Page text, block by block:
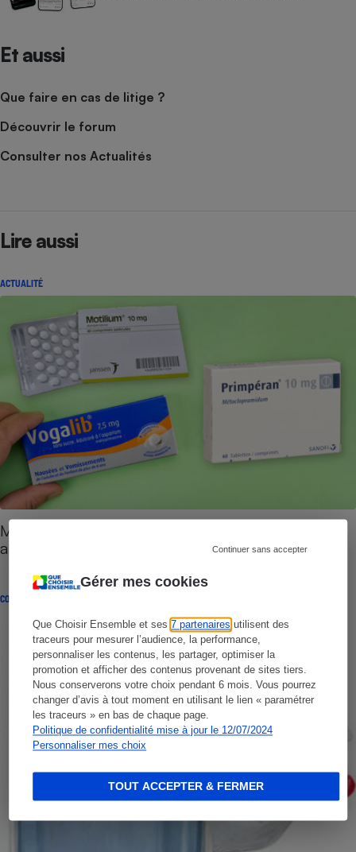
Gérer mes cookies
Que Choisir Ensemble et ses7 partenaires utilisent des
traceurs pour mesurer l’audience, la performance,
personnaliser les contenus, les partager, optimiser la
promotion et afficher des contenus provenant de sites tiers.
Nous conserverons votre choix pendant 6 mois. Vous pourrez
changer d’avis à tout moment en utilisant le lien « paramétrer
les traceurs » en bas de chaque page.
Politique de confidentialité mise à jour le 12/07/2024
Personnaliser mes choix
Continuer sans accepter
TOUT ACCEPTER & FERMER
Et aussi
Que faire en cas de litige ?
Découvrir le forum
Consulter nos Actualités
Lire aussi
ACTUALITÉ
Médicaments contre le vomissement - À éviter
après 65 ans
CONSEILS